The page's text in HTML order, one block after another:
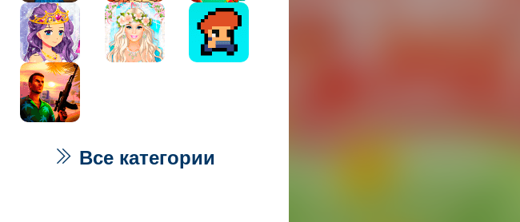
Все категории